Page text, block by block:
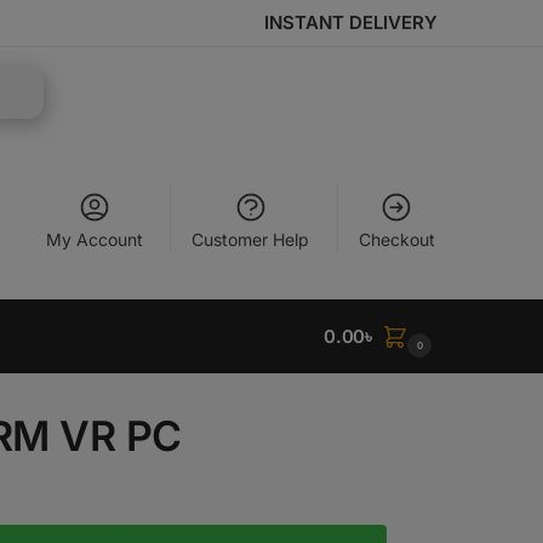
INSTANT DELIVERY
My Account Customer Help Checkout
0.00৳ 0
VR PC